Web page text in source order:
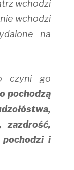
wchodzi
wchodzi
na
czyni go
pochodzą
zazdrość,
pochodzi i